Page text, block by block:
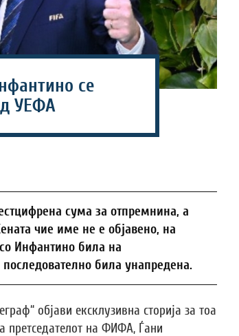
се
УЕФА
сума за отпремнина, а
чие име не е објавено, на
Инфантино била на
била унапредена.
објави ексклузивна сторија за тоа
претседателот на ФИФА, Ѓани